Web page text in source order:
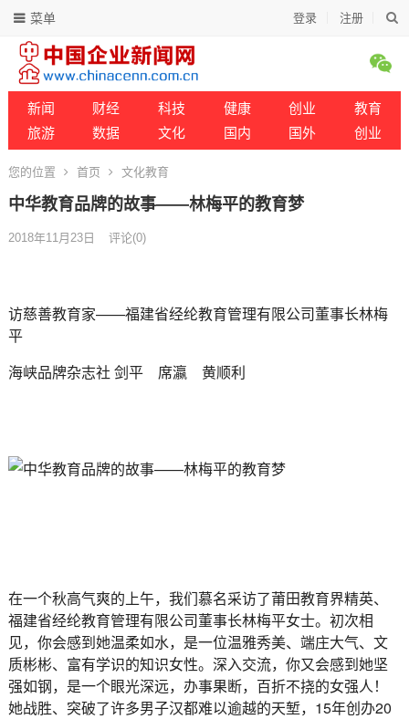
登录 注册
菜单
新闻 财经 科技 健康 创业
教育
旅游
数据 文化 国内 国外 创业
您的位置 首页 文化教育
中华教育品牌的故事——林梅平的教育梦
2018年11月23日 评论(0)
访慈善教育家——福建省经纶教育管理有限公司董事长林梅
平
海峡品牌杂志社 剑平 席瀛 黄顺利
在一个秋高气爽的上午，我们慕名采访了莆田教育界精英、
福建省经纶教育管理有限公司董事长林梅平女士。初次相
见，你会感到她温柔如水，是一位温雅秀美、端庄大气、文
质彬彬、富有学识的知识女性。深入交流，你又会感到她坚
强如钢，是一个眼光深远，办事果断，百折不挠的女强人！
她战胜、突破了许多男子汉都难以逾越的天堑，15年创办20